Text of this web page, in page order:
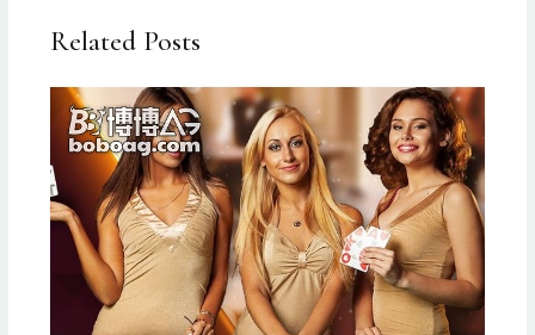
Related Posts